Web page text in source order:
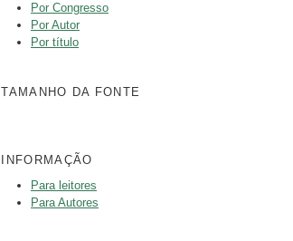
Por Congresso
Por Autor
Por título
TAMANHO DA FONTE
INFORMAÇÃO
Para leitores
Para Autores